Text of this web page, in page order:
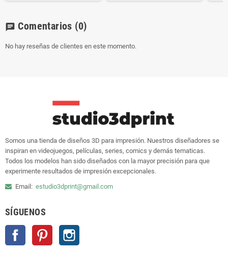
chat Comentarios (0)
No hay reseñas de clientes en este momento.
Somos una tienda de diseños 3D para impresión. Nuestros diseñadores se
inspiran en videojuegos, películas, series, comics y demás tematicas.
Todos los modelos han sido diseñados con la mayor precisión para que
experimente resultados de impresión excepcionales.
Email: estudio3dprint@gmail.com
SÍGUENOS
Facebook Pinterest